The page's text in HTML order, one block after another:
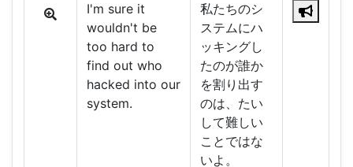
I'm sure it
wouldn't be
too hard to
find out who
hacked into our
system.
私たちのシ
ステムにハ
ッキングし
たのが誰か
を割り出す
のは、たい
して難しい
ことではな
いよ。